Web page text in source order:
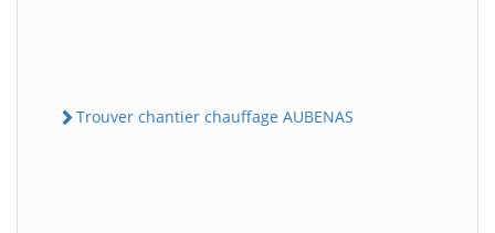
Trouver chantier chauffage AUBENAS